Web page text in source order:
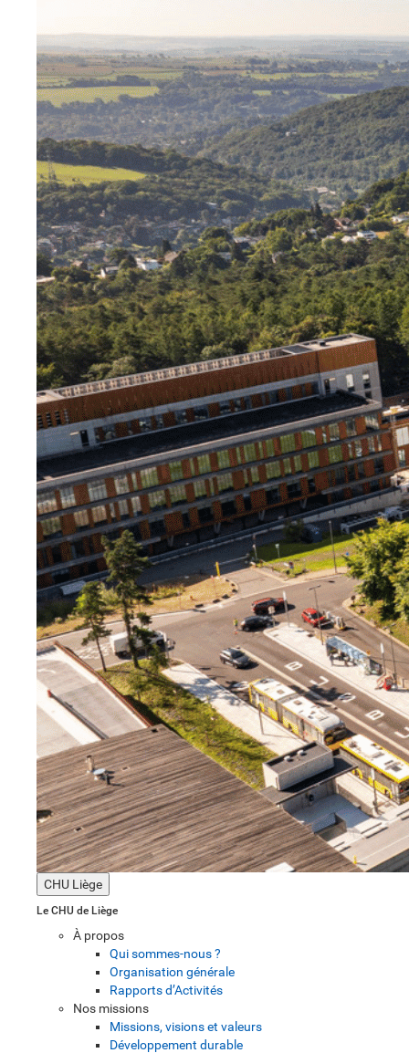
CHU Liège
Le CHU de Liège
À propos
Qui sommes-nous ?
Organisation générale
Rapports d’Activités
Nos missions
Missions, visions et valeurs
Développement durable